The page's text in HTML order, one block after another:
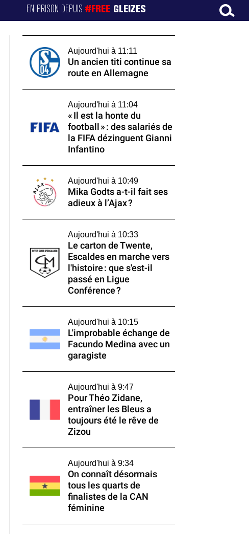
EN PRISON DEPUIS#FREE GLEIZES
Aujourd'hui à 11:11
Un ancien titi continue sa
route en Allemagne
Aujourd'hui à 11:04
« Il est la honte du
football » : des salariés de
la FIFA dézinguent Gianni
Infantino
Aujourd'hui à 10:49
Mika Godts a-t-il fait ses
adieux à l’Ajax ?
Aujourd'hui à 10:33
Le carton de Twente,
Escaldes en marche vers
l'histoire : que s'est-il
passé en Ligue
Conférence ?
Aujourd'hui à 10:15
L'improbable échange de
Facundo Medina avec un
garagiste
Aujourd'hui à 9:47
Pour Théo Zidane,
entraîner les Bleus a
toujours été le rêve de
Zizou
Aujourd'hui à 9:34
On connaît désormais
tous les quarts de
finalistes de la CAN
féminine